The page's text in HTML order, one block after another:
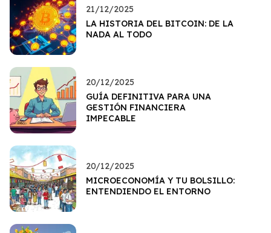
21/12/2025
LA HISTORIA DEL BITCOIN: DE LA
NADA AL TODO
20/12/2025
GUÍA DEFINITIVA PARA UNA
GESTIÓN FINANCIERA
IMPECABLE
20/12/2025
MICROECONOMÍA Y TU BOLSILLO:
ENTENDIENDO EL ENTORNO